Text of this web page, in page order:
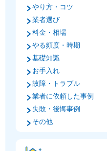
やり方・コツ
業者選び
料金・相場
やる頻度・時期
基礎知識
お手入れ
故障・トラブル
業者に依頼した事例
失敗・後悔事例
その他